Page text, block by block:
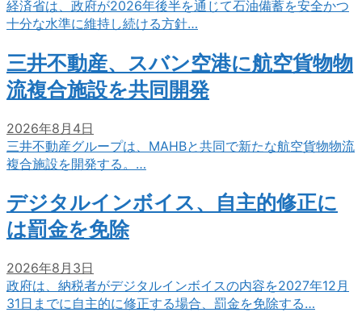
経済省は、政府が2026年後半を通じて石油備蓄を安全かつ
十分な水準に維持し続ける方針…
三井不動産、スバン空港に航空貨物物
流複合施設を共同開発
2026年8月4日
三井不動産グループは、MAHBと共同で新たな航空貨物物流
複合施設を開発する。…
デジタルインボイス、自主的修正に
は罰金を免除
2026年8月3日
政府は、納税者がデジタルインボイスの内容を2027年12月
31日までに自主的に修正する場合、罰金を免除する…